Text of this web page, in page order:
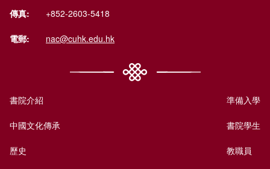
傳真: +852-2603-5418
電郵: nac@cuhk.edu.hk
書院介紹
中國文化傳承
歷史
準備入學
書院學生
教職員